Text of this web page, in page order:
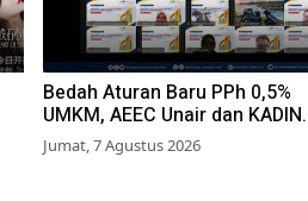
Bedah Aturan Baru PPh 0,5%
UMKM, AEEC Unair dan KADIN
Surabaya Gaet 300 Peserta
Jumat, 7 Agustus 2026